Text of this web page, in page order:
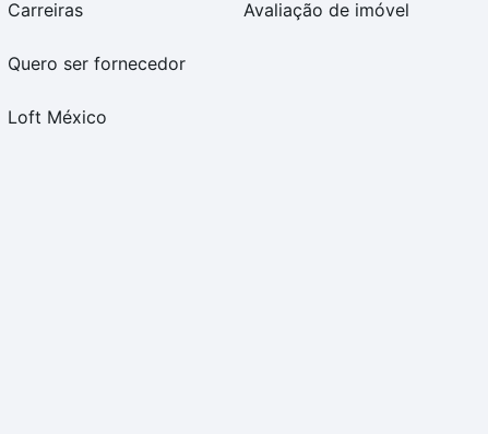
Carreiras
Quero ser fornecedor
Loft México
Avaliação de imóvel